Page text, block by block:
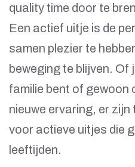
quality time door te
Een actief uitje is de
samen plezier te
beweging te blijven. Of
familie bent of gewoon
nieuwe ervaring, er
voor actieve uitjes die
leeftijden.